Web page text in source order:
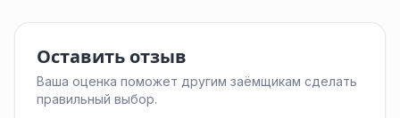
Оставить отзыв
Ваша оценка поможет другим заёмщикам сделать
правильный выбор.